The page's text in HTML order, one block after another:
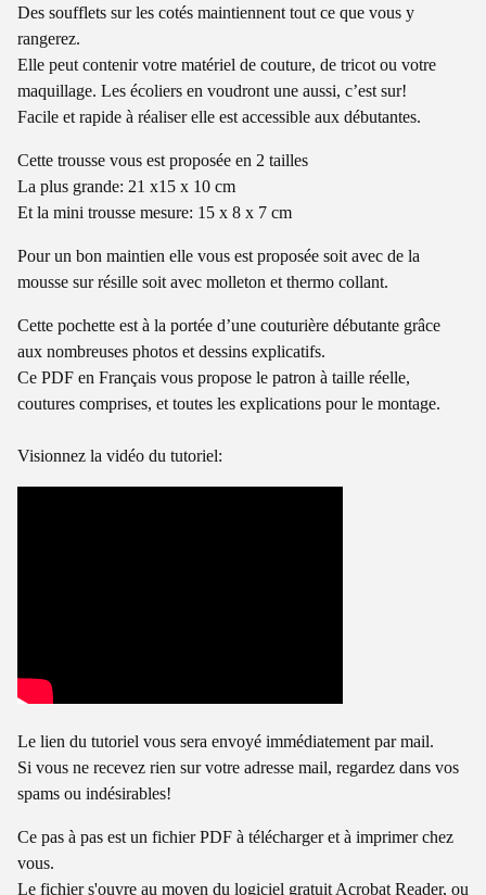
Des soufflets sur les cotés maintiennent tout ce que vous y
rangerez.
Elle peut contenir votre matériel de couture, de tricot ou votre
maquillage. Les écoliers en voudront une aussi, c’est sur!
Facile et rapide à réaliser elle est accessible aux débutantes.
Cette trousse vous est proposée en 2 tailles
La plus grande: 21 x15 x 10 cm
Et la mini trousse mesure: 15 x 8 x 7 cm
Pour un bon maintien elle vous est proposée soit avec de la
mousse sur résille soit avec molleton et thermo collant.
Cette pochette est à la portée d’une couturière débutante grâce
aux nombreuses photos et dessins explicatifs.
Ce PDF en Français vous propose le patron à taille réelle,
coutures comprises, et toutes les explications pour le montage.
Visionnez la vidéo du tutoriel:
Le lien du tutoriel vous sera envoyé immédiatement par mail.
Si vous ne recevez rien sur votre adresse mail, regardez dans vos
spams ou indésirables!
Ce pas à pas est un fichier PDF à télécharger et à imprimer chez
vous.
Le fichier s'ouvre au moyen du logiciel gratuit Acrobat Reader, ou